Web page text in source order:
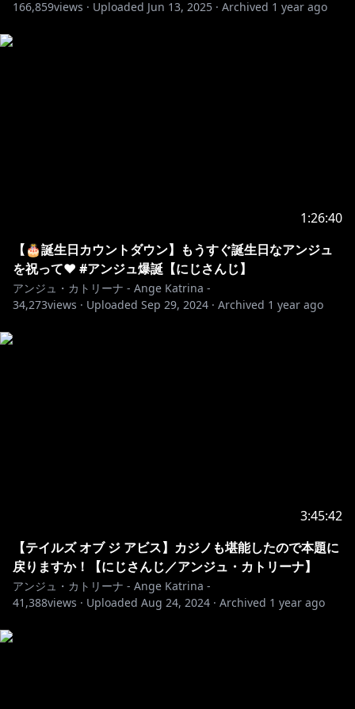
￣￣￣￣￣￣￣￣￣￣￣￣￣￣￣￣￣￣￣￣￣￣￣￣￣
特典①┃可愛いバッジが名前の隣につく
特典②┃オリジナルの絵文字がつかえる！
特典③┃たまに行われるメンバー限定の配信が視聴可
能に！
にじさんじbooth：https://nijisanji.booth.pm/
にじさんじオフィシャルストア：
https://shop.nijisanji.jp/
166,859views · Uploaded Jun 13, 2025 · Archived 1 year ago
1:26:40
【🎂誕生日カウントダウン】もうすぐ誕生日なアンジュ
を祝って❤ #アンジュ爆誕【にじさんじ】
アンジュ・カトリーナ - Ange Katrina -
34,273views · Uploaded Sep 29, 2024 · Archived 1 year ago
3:45:42
【テイルズ オブ ジ アビス】カジノも堪能したので本題に
戻りますか！【にじさんじ／アンジュ・カトリーナ】
アンジュ・カトリーナ - Ange Katrina -
41,388views · Uploaded Aug 24, 2024 · Archived 1 year ago